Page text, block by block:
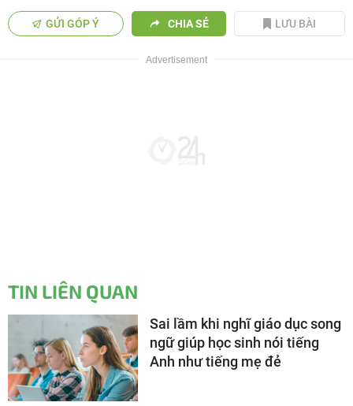
GỬI GÓP Ý CHIA SẺ LƯU BÀI
TIN LIÊN QUAN
Sai lầm khi nghĩ giáo dục song
ngữ giúp học sinh nói tiếng
Anh như tiếng mẹ đẻ